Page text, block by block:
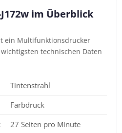
im Überblick
ein Multifunktionsdrucker
technischen Daten
Tintenstrahl
Farbdruck
27 Seiten pro Minute